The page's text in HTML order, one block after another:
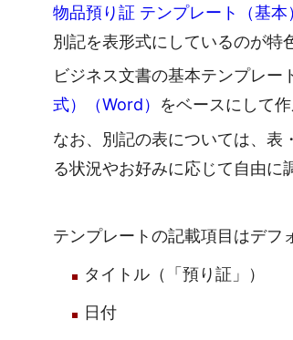
物品預り証 テンプレート（基本
別記を表形式にしているのが特
ビジネス文書の基本テンプレー
式）（Word） をベースにして
なお、別記の表については、表
る状況やお好みに応じて自由に
テンプレートの記載項目はデフ
タイトル（「預り証」）
日付